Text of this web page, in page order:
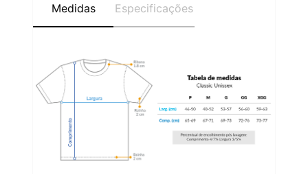
Medidas Especificações